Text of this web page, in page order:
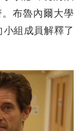
布魯內爾大學
組成員解釋了